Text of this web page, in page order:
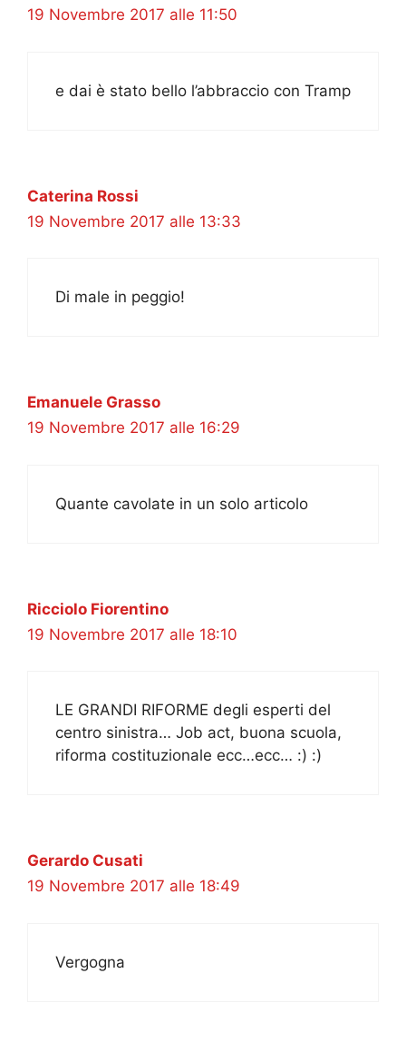
19 Novembre 2017 alle 11:50
e dai è stato bello l’abbraccio con Tramp
Caterina Rossi
19 Novembre 2017 alle 13:33
Di male in peggio!
Emanuele Grasso
19 Novembre 2017 alle 16:29
Quante cavolate in un solo articolo
Ricciolo Fiorentino
19 Novembre 2017 alle 18:10
LE GRANDI RIFORME degli esperti del
centro sinistra… Job act, buona scuola,
riforma costituzionale ecc…ecc… :) :)
Gerardo Cusati
19 Novembre 2017 alle 18:49
Vergogna